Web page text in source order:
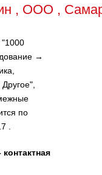
, ООО ,
"1000
→
по
.